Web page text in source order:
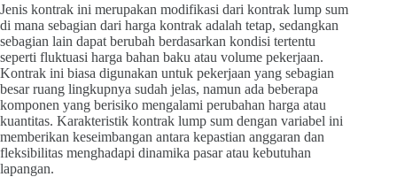
Jenis kontrak ini merupakan modifikasi dari kontrak lump sum
di mana sebagian dari harga kontrak adalah tetap, sedangkan
sebagian lain dapat berubah berdasarkan kondisi tertentu
seperti fluktuasi harga bahan baku atau volume pekerjaan.
Kontrak ini biasa digunakan untuk pekerjaan yang sebagian
besar ruang lingkupnya sudah jelas, namun ada beberapa
komponen yang berisiko mengalami perubahan harga atau
kuantitas. Karakteristik kontrak lump sum dengan variabel ini
memberikan keseimbangan antara kepastian anggaran dan
fleksibilitas menghadapi dinamika pasar atau kebutuhan
lapangan.